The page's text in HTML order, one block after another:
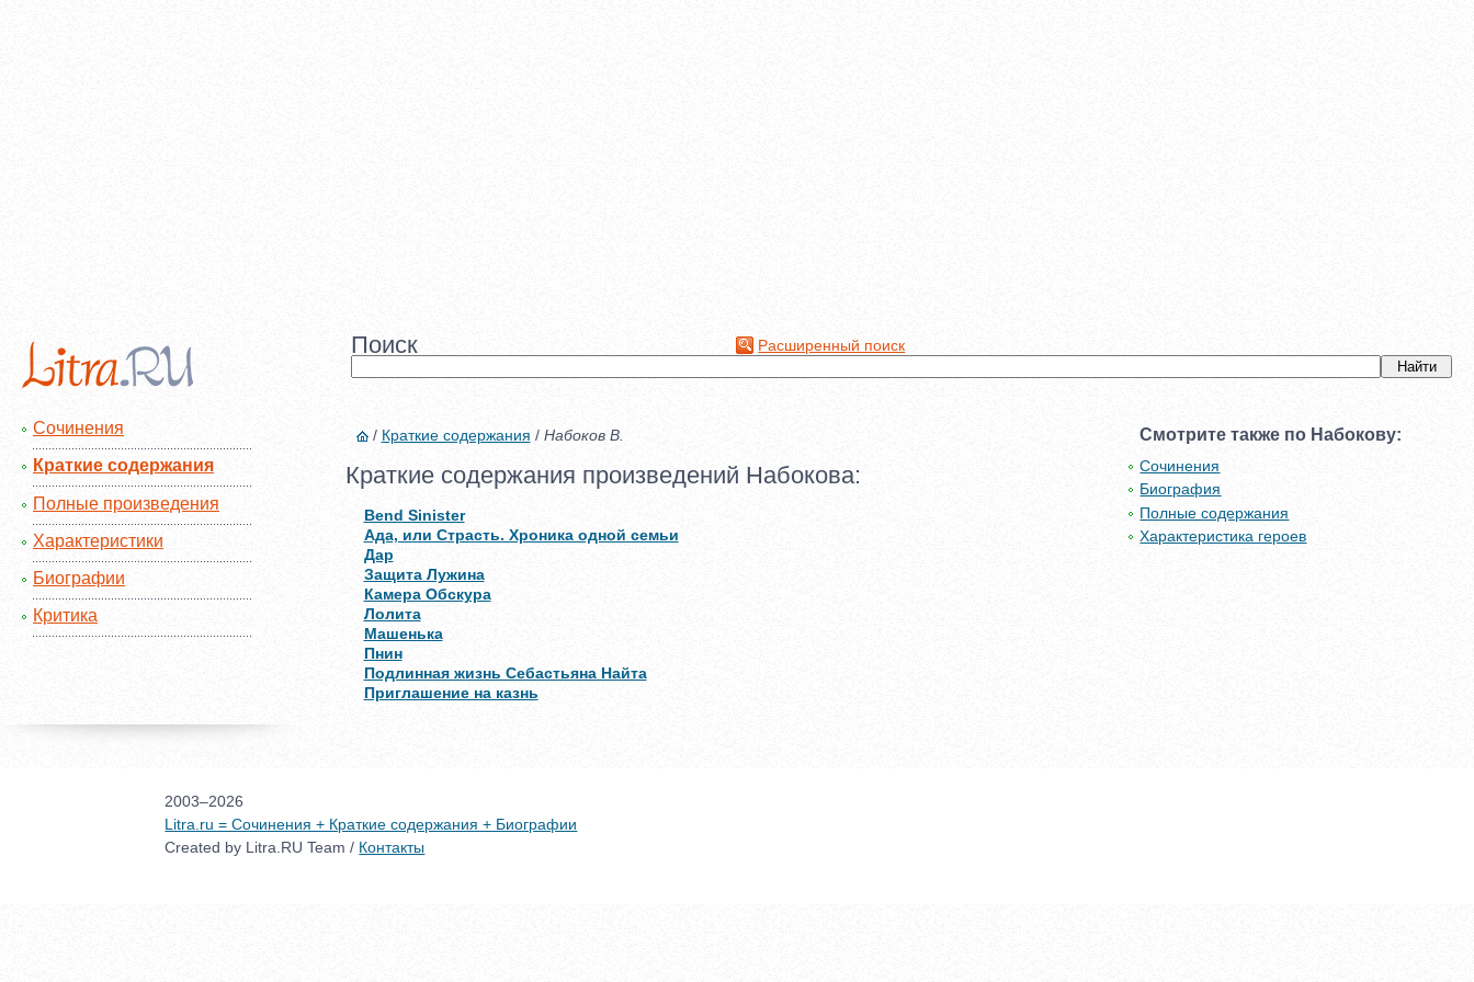
Поиск Расширенный поиск
Сочинения
Краткие содержания
Полные произведения
Характеристики
Биографии
Критика
/ Краткие содержания / Набоков В.
Краткие содержания произведений Набокова:
Bend Sinister
Ада, или Страсть. Хроника одной семьи
Дар
Защита Лужина
Камера Обскура
Лолита
Машенька
Пнин
Подлинная жизнь Себастьяна Найта
Приглашение на казнь
Смотрите также по Набокову:
Сочинения
Биография
Полные содержания
Характеристика героев
2003–2026
Litra.ru = Сочинения + Краткие содержания + Биографии
Created by Litra.RU Team / Контакты